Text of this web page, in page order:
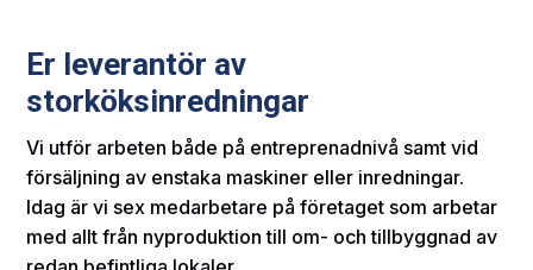
Er leverantör av
storköksinredningar
Vi utför arbeten både på entreprenadnivå samt vid
försäljning av enstaka maskiner eller inredningar.
Idag är vi sex medarbetare på företaget som arbetar
med allt från nyproduktion till om- och tillbyggnad av